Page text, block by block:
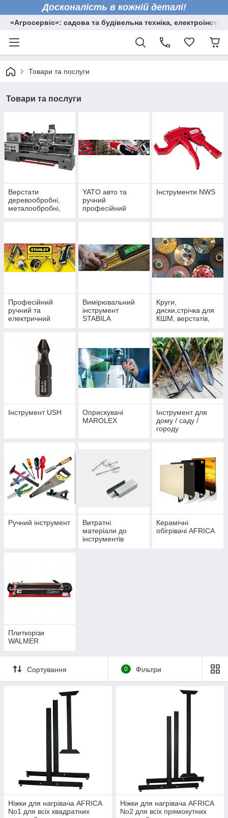
Досконалість в кожній деталі!
«Агросервіс»: садова та будівельна техніка,
Товари та послуги
Товари та послуги
Верстати
деревообробні,
металообробні,
YATO авто та
ручний
професійний
Інструменти NWS
Професійний
ручний та
електричний
Вимірювальний
інструмент
STABILA
Круги,
диски,стрічка для
КШМ, верстатів,
Інструмент USH
Оприскувачі
MAROLEX
Інструмент для
дому / саду /
городу
Ручний інструмент
Витратні
матеріали до
інструментів
Керамічні
обігрівачі AFRICA
Плиткорізи
WALMER
Сортування 0 Фільтри
Ніжки для нагрівача AFRICA
No1 для всіх квадратних
Ніжки для нагрівача AFRICA
No2 для всіх прямокутних